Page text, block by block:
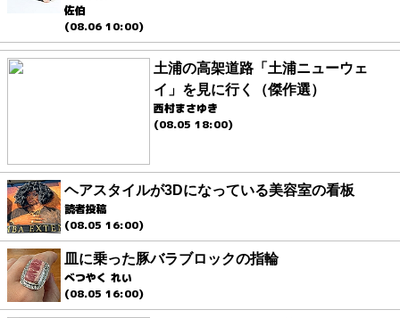
佐伯
(08.06 10:00)
土浦の高架道路「土浦ニューウェ
イ」を見に行く（傑作選）
西村まさゆき
(08.05 18:00)
ヘアスタイルが3Dになっている美容室の看板
読者投稿
(08.05 16:00)
皿に乗った豚バラブロックの指輪
べつやく れい
(08.05 16:00)